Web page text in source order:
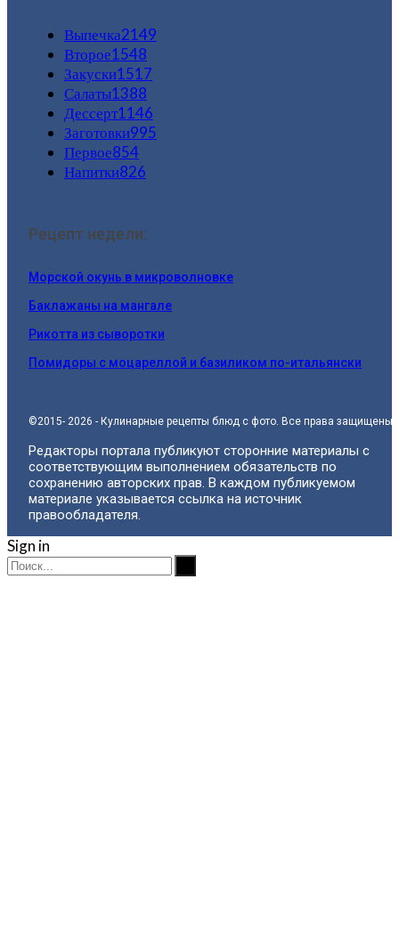
Выпечка2149
Второе1548
Закуски1517
Салаты1388
Дессерт1146
Заготовки995
Первое854
Напитки826
Рецепт недели:
Морской окунь в микроволновке
Баклажаны на мангале
Рикотта из сыворотки
Помидоры с моцареллой и базиликом по-итальянски
©2015- 2026 - Кулинарные рецепты блюд с фото. Все права защищены.
Редакторы портала публикуют сторонние материалы с
соответствующим выполнением обязательств по
сохранению авторских прав. В каждом публикуемом
материале указывается ссылка на источник
правообладателя.
Sign in